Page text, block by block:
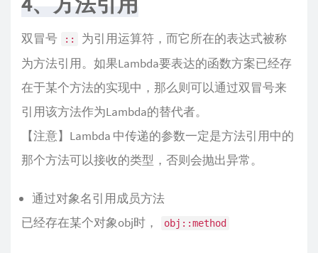
双冒号 ::
为引用运算符，而它所在的表达式被称
为方法引用。如果Lambda要表达的函数方案已经存
在于某个方法的实现中，那么则可以通过双冒号来
引用该方法作为Lambda的替代者。
【注意】Lambda 中传递的参数一定是方法引用中的
那个方法可以接收的类型，否则会抛出异常。
通过对象名引用成员方法
已经存在某个对象obj时，
obj::method